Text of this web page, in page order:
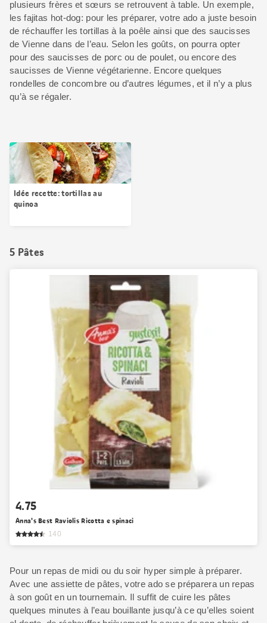
plusieurs frères et sœurs se retrouvent à table. Un exemple,
les fajitas hot-dog: pour les préparer, votre ado a juste besoin
de réchauffer les tortillas à la poêle ainsi que des saucisses
de Vienne dans de l’eau. Selon les goûts, on pourra opter
pour des saucisses de porc ou de poulet, ou encore des
saucisses de Vienne végétarienne. Encore quelques
rondelles de concombre ou d’autres légumes, et il n’y a plus
qu’à se régaler.
Idée recette: tortillas au
quinoa
5 Pâtes
4.75
Anna's Best Raviolis Ricotta e spinaci
140
Pour un repas de midi ou du soir hyper simple à préparer.
Avec une assiette de pâtes, votre ado se préparera un repas
à son goût en un tournemain. Il suffit de cuire les pâtes
quelques minutes à l’eau bouillante jusqu’à ce qu’elles soient